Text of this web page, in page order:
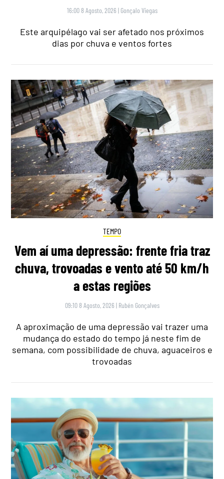
16:00 8 Agosto, 2026 | Gonçalo Viegas
Este arquipélago vai ser afetado nos próximos
dias por chuva e ventos fortes
TEMPO
Vem aí uma depressão: frente fria traz
chuva, trovoadas e vento até 50 km/h
a estas regiões
09:10 8 Agosto, 2026 | Rubén Gonçalves
A aproximação de uma depressão vai trazer uma
mudança do estado do tempo já neste fim de
semana, com possibilidade de chuva, aguaceiros e
trovoadas